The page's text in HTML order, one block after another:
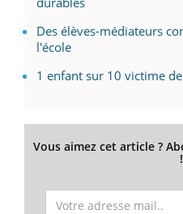
Des élèves-médiateurs
l'école
1 enfant sur 10 victime
Vous aimez cet article ?
!